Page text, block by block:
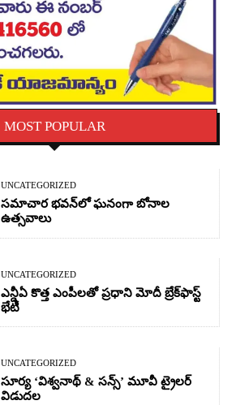
MOST POPULAR
UNCATEGORIZED
సమాచార భవన్‌లో ఘనంగా బోనాల
ఉత్సవాలు
UNCATEGORIZED
ఎన్డీఏ కొత్త ఎంపీలతో ప్రధాని మోదీ బ్రేక్‌ఫాస్ట్
భేటీ
UNCATEGORIZED
సూర్య ‘విశ్వనాథ్ & సన్స్’ మూవీ ట్రైలర్
విడుదల